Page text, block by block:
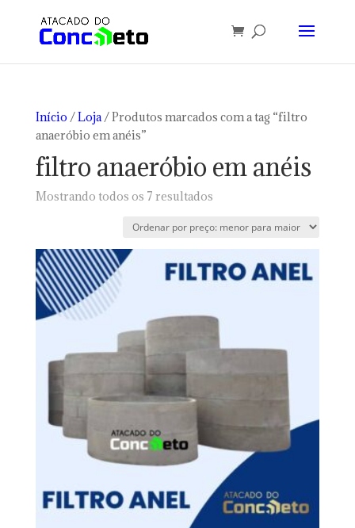
Início /Loja/ Produtos marcados com a tag “filtro
anaeróbio em anéis”
filtro anaeróbio em anéis
Mostrando todos os 7 resultadosClassificado
preço:
baixo
para
alto